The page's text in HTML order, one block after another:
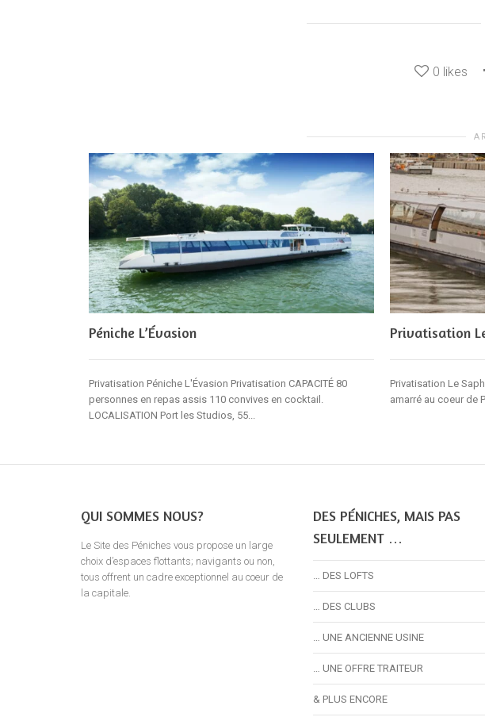
0 likes
Péniche L’Évasion
Privatisation Péniche L'Évasion Privatisation CAPACITÉ 80
personnes en repas assis 110 convives en cocktail.
LOCALISATION Port les Studios, 55...
Privatisation
Privatisation Le
amarré au coeur de
QUI SOMMES NOUS?
Le Site des Péniches vous propose un large
choix d’espaces flottants; navigants ou non,
tous offrent un cadre exceptionnel au coeur de
la capitale.
DES PÉNICHES, MAIS PAS
SEULEMENT …
… DES LOFTS
… DES CLUBS
… UNE ANCIENNE USINE
… UNE OFFRE TRAITEUR
& PLUS ENCORE